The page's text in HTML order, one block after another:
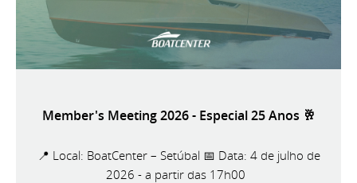
Member's Meeting 2026 - Especial 25 Anos 🥂
📍 Local: BoatCenter – Setúbal 📅 Data: 4 de julho de
2026 - a partir das 17h00